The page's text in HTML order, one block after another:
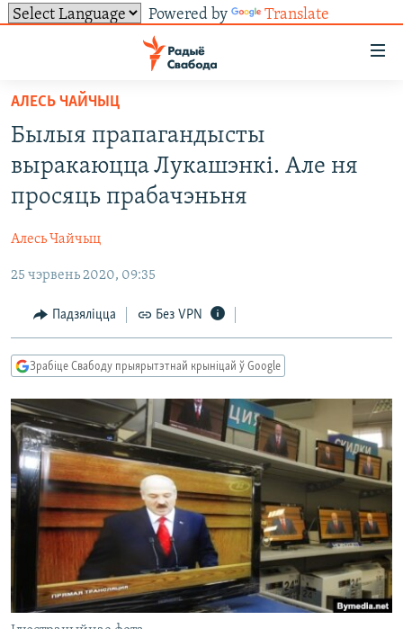
Powered by Translate
ўнівэрсальнага
доступу
Перайсьці
да
галоўнага
зьместу
Перайсьці
да
навігацыі
Перайсьці
пошуку
ЭКАНОМІКА
ВАЙНА
ПАЛІТВЯЗЬНІ
КУЛЬТУРА
КАЛЯНДАР
ТОЛЬКІ НА СВАБОДЗЕ
ГІСТОРЫЯ НА СВАБОДЗЕ
ПАДКАСТЫ
КНІГІ
PREMIUM
МОВА
НА ХВАЛЯХ СВАБОДЫ
СУВЯЗЬ
ПАДЗЯЛІЦЦА ІНФАРМАЦЫЯЙ
ПАДКАСТЫ
FACEBOOK
АЛЕСЬ ЧАЙЧЫЦ
Былыя прапагандысты
выракаюцца Лукашэнкі. Але ня
просяць прабачэньня
Алесь Чайчыц
25 чэрвень 2020, 09:35
Падзяліцца Без VPN
Зрабіце Свабоду прыярытэтнай крыніцай ў Google